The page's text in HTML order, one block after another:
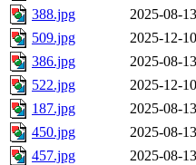
388.jpg
2025-08-
509.jpg
2025-12-
386.jpg
2025-08-
522.jpg
2025-12-
187.jpg
2025-08-
450.jpg
2025-08-
457.jpg
2025-08-